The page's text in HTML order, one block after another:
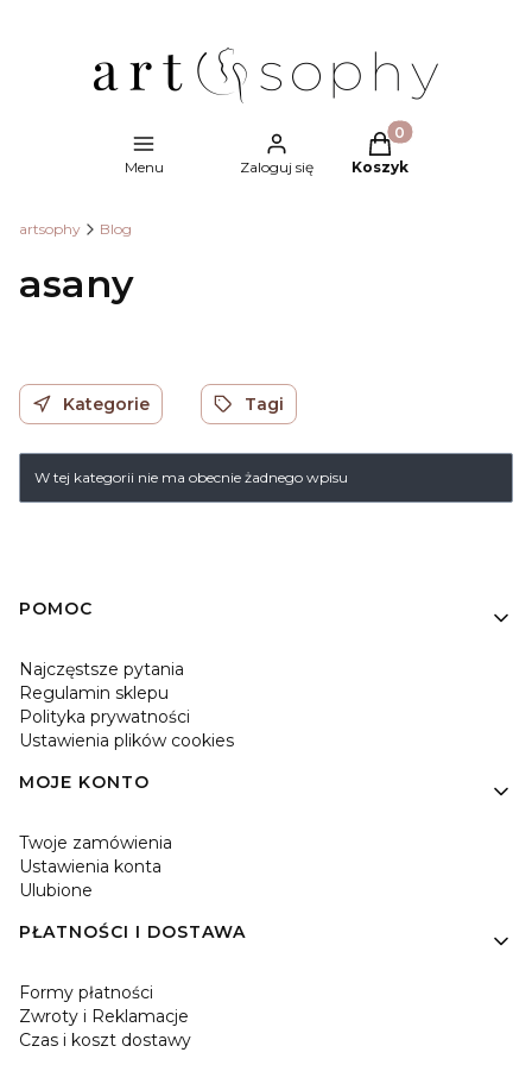
Menu Zaloguj się
Produkty w
Koszyk
artsophy Blog
asany
Kategorie Tagi
W tej kategorii nie ma obecnie żadnego wpisu
Linki w stopce
POMOC
Najczęstsze pytania
Regulamin sklepu
Polityka prywatności
Ustawienia plików cookies
MOJE KONTO
Twoje zamówienia
Ustawienia konta
Ulubione
PŁATNOŚCI I DOSTAWA
Formy płatności
Zwroty i Reklamacje
Czas i koszt dostawy